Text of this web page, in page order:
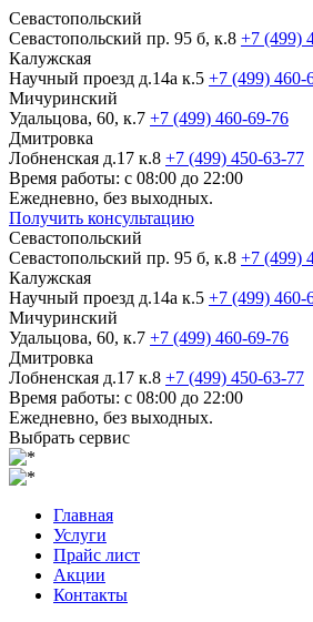
Севастопольский
Севастопольский пр. 95 б, к.8 +7 (499)
Калужская
Научный проезд д.14а к.5 +7 (499) 460-
Мичуринский
Удальцова, 60, к.7 +7 (499) 460-69-76
Дмитровка
Лобненская д.17 к.8 +7 (499) 450-63-77
Время работы: с 08:00 до 22:00
Ежедневно, без выходных.
Получить консультацию
Севастопольский
Севастопольский пр. 95 б, к.8 +7 (499)
Калужская
Научный проезд д.14а к.5 +7 (499) 460-
Мичуринский
Удальцова, 60, к.7 +7 (499) 460-69-76
Дмитровка
Лобненская д.17 к.8 +7 (499) 450-63-77
Время работы: с 08:00 до 22:00
Ежедневно, без выходных.
Выбрать сервис
Главная
Услуги
Прайс лист
Акции
Контакты